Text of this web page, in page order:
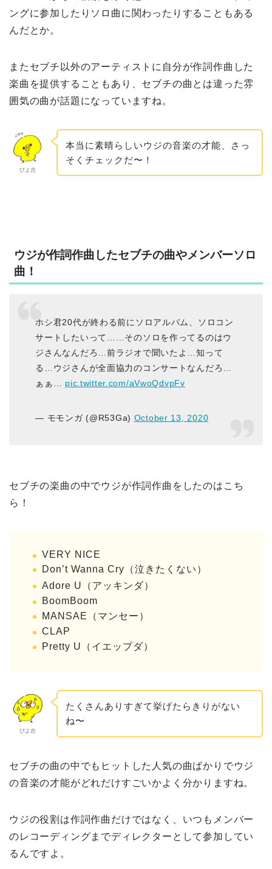
ングに参加したりソロ曲に関わったりすることもある
んだとか。
またセブチ以外のアーティストに自分が作詞作曲した
楽曲を提供することもあり、セブチの曲とは違った雰
囲気の曲が話題になっていますね。
ぴよ吉
本当に素晴らしいウジの音楽の才能、さっ
そくチェックだ〜！
ウジが作詞作曲したセブチの曲やメンバーソロ
曲！
ホシ君20代が終わる前にソロアルバム、ソロコン
サートしたいって……そのソロを作ってるのはウ
ジさんなんだろ…前ラジオで聞いたよ…知って
る…ウジさんが全面協力のコンサートなんだろ…
ぁぁ… pic.twitter.com/aVwoQdvpFv
— モモンガ (@R53Ga) October 13, 2020
セブチの楽曲の中でウジが作詞作曲をしたのはこち
ら！
VERY NICE
Don’t Wanna Cry（泣きたくない）
Adore U（アッキンダ）
BoomBoom
MANSAE（マンセー）
CLAP
Pretty U（イエップダ）
ぴよ吉
たくさんありすぎて挙げたらきりがない
ね〜
セブチの曲の中でもヒットした人気の曲ばかりでウジ
の音楽の才能がどれだけすごいかよく分かりますね。
ウジの役割は作詞作曲だけではなく、いつもメンバー
のレコーディングまでディレクターとして参加してい
るんですよ。